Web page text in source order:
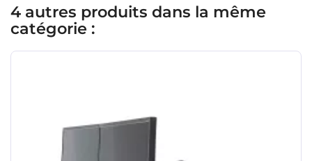
Demande de rappel
4 autres produits dans la même
catégorie :